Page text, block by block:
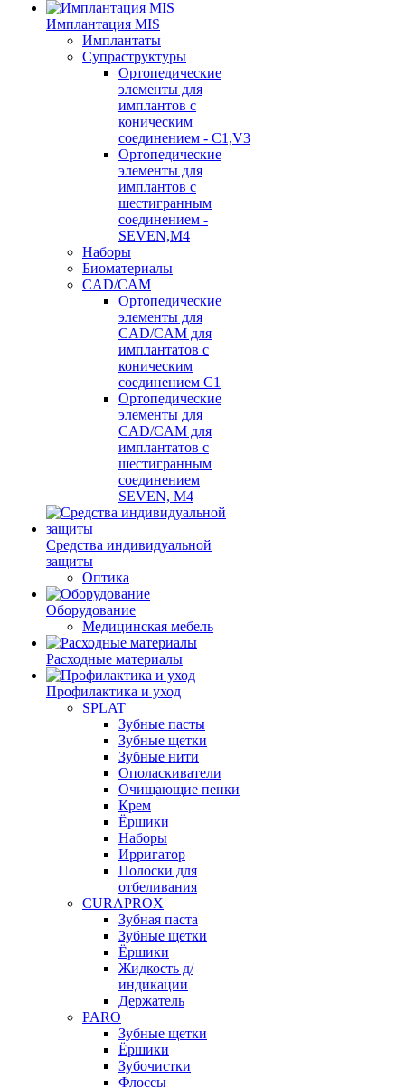
Имплантация MIS
Имплантаты
Супраструктуры
Ортопедические
элементы для
имплантов с
коническим
соединением - C1,V3
Ортопедические
элементы для
имплантов с
шестигранным
соединением -
SEVEN,M4
Наборы
Биоматериалы
CAD/CAM
Ортопедические
элементы для
CAD/CAM для
имплантатов с
коническим
соединением С1
Ортопедические
элементы для
CAD/CAM для
имплантатов с
шестигранным
соединением
SEVEN, М4
Средства индивидуальной
защиты
Оптика
Оборудование
Медицинская мебель
Расходные материалы
Профилактика и уход
SPLAT
Зубные пасты
Зубные щетки
Зубные нити
Ополаскиватели
Очищающие пенки
Крем
Ёршики
Наборы
Ирригатор
Полоски для
отбеливания
CURAPROX
Зубная паста
Зубные щетки
Ёршики
Жидкость д/
индикации
Держатель
PARO
Зубные щетки
Ёршики
Зубочистки
Флоссы